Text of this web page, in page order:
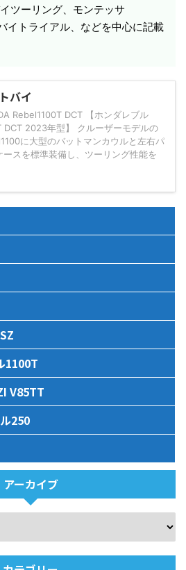
ツーリング、モンテッサ
イトライアル、などを中心に記載
バイ
Rebel1100T DCT 【ホンダレブル
DCT 2023年型】 クルーザーモデルの
に大型のバットマンカウルと左右パ
ースを標準装備し、ツーリング性能を
1100T
V85TT
250
アーカイブ